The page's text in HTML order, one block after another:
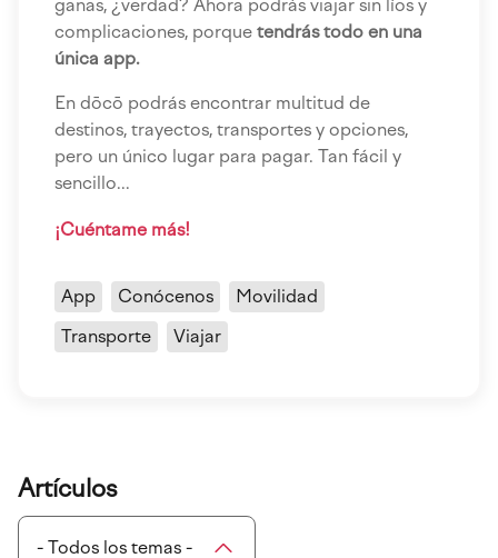
ganas, ¿verdad? Ahora podrás viajar sin líos y
complicaciones, porque tendrás todo en una
única app.
En dōcō podrás encontrar multitud de
destinos, trayectos, transportes y opciones,
pero un único lugar para pagar. Tan fácil y
sencillo...
¡Cuéntame más!
App Conócenos
Movilidad
Transporte
Viajar
Artículos
- Todos los temas -